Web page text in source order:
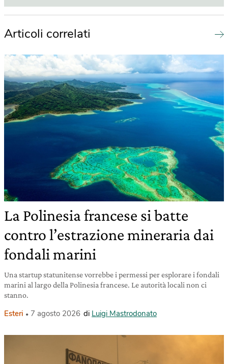
Articoli correlati
La Polinesia francese si batte
contro l’estrazione mineraria dai
fondali marini
Una startup statunitense vorrebbe i permessi per esplorare i fondali
marini al largo della Polinesia francese. Le autorità locali non ci
stanno.
Esteri 7 agosto 2026 di Luigi Mastrodonato